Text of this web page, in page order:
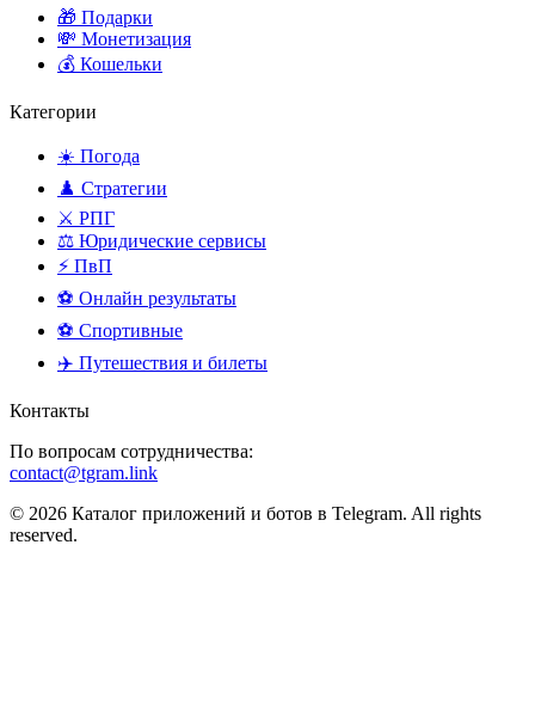
🎁 Подарки
💸 Монетизация
💰 Кошельки
Категории
☀️ Погода
♟️ Стратегии
⚔️ РПГ
⚖️ Юридические сервисы
⚡ ПвП
⚽ Онлайн результаты
⚽ Спортивные
✈️ Путешествия и билеты
Контакты
По вопросам сотрудничества:
contact@tgram.link
© 2026 Каталог приложений и ботов в Telegram. All rights
reserved.